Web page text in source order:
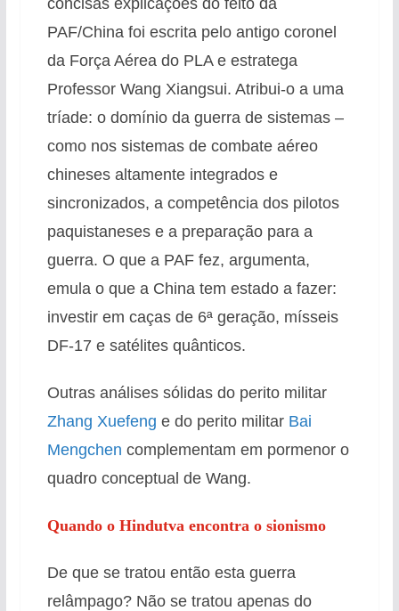
PAF/China foi escrita pelo antigo coronel
da Força Aérea do PLA e estratega
Professor Wang Xiangsui. Atribui-o a uma
tríade: o domínio da guerra de sistemas –
como nos sistemas de combate aéreo
chineses altamente integrados e
sincronizados, a competência dos pilotos
paquistaneses e a preparação para a
guerra. O que a PAF fez, argumenta,
emula o que a China tem estado a fazer:
investir em caças de 6ª geração, mísseis
DF-17 e satélites quânticos.
Outras análises sólidas do perito militar
Zhang Xuefeng e do perito militar Bai
Mengchen complementam em pormenor o
quadro conceptual de Wang.
Quando o Hindutva encontra o sionismo
De que se tratou então esta guerra
relâmpago? Não se tratou apenas do